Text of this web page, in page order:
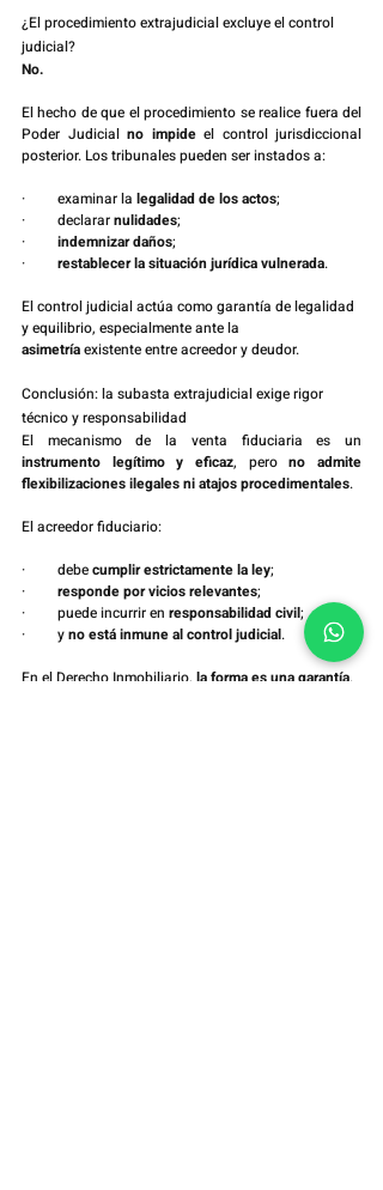
¿El procedimiento extrajudicial excluye el control
judicial?
No.
El hecho de que el procedimiento se realice fuera del
Poder Judicial no impide el control jurisdiccional
posterior. Los tribunales pueden ser instados a:
·         examinar la legalidad de los actos;
·         declarar nulidades;
· indemnizar daños;
· restablecer la situación jurídica vulnerada.
El control judicial actúa como garantía de legalidad
y equilibrio, especialmente ante la
asimetría existente entre acreedor y deudor.
Conclusión: la subasta extrajudicial exige rigor
técnico y responsabilidad
instrumento legítimo y eficaz, pero no admite
flexibilizaciones ilegales ni atajos procedimentales.
El acreedor fiduciario:
·         debe cumplir estrictamente la ley;
· responde por vicios relevantes;
·         puede incurrir en responsabilidad civil;
·         y no está inmune al control judicial.
En el Derecho Inmobiliario, la forma es una garantía.